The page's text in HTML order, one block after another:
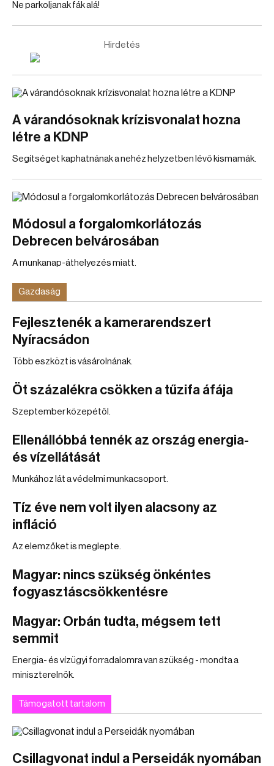
Ne parkoljanak fák alá!
Hirdetés
A várandósoknak krízisvonalat hozna
létre a KDNP
Segítséget kaphatnának a nehéz helyzetben lévő kismamák.
Módosul a forgalomkorlátozás
Debrecen belvárosában
A munkanap-áthelyezés miatt.
Gazdaság
Fejlesztenék a kamerarendszert
Nyíracsádon
Több eszközt is vásárolnának.
Öt százalékra csökken a tűzifa áfája
Szeptember közepétől.
Ellenállóbbá tennék az ország energia-
és vízellátását
Munkához lát a védelmi munkacsoport.
Tíz éve nem volt ilyen alacsony az
infláció
Az elemzőket is meglepte.
Magyar: nincs szükség önkéntes
fogyasztáscsökkentésre
Magyar: Orbán tudta, mégsem tett
semmit
Energia- és vízügyi forradalomra van szükség - mondta a
miniszterelnök.
Támogatott tartalom
Csillagvonat indul a Perseidák nyomában